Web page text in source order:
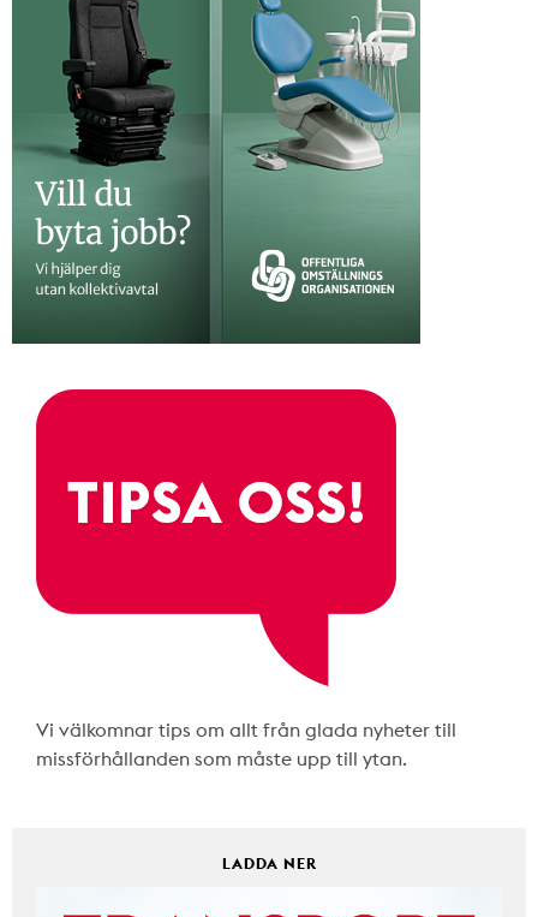
Vi välkomnar tips om allt från glada nyheter till
missförhållanden som måste upp till ytan.
LADDA NER